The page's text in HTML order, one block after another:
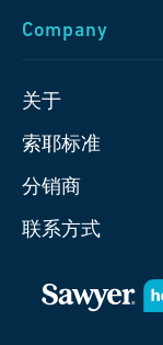
Company
关于
索耶标准
分销商
联系方式